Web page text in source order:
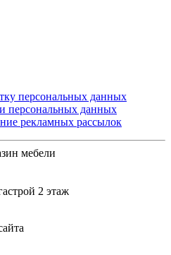
персональных данных
персональных данных
рекламных рассылок
мебели
2 этаж